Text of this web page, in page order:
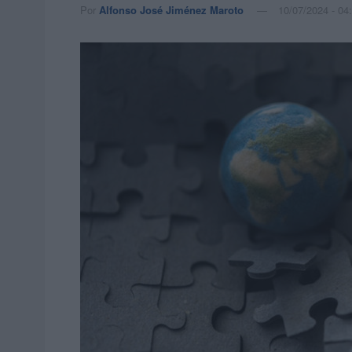
Por Alfonso José Jiménez Maroto 10/07/2024 -